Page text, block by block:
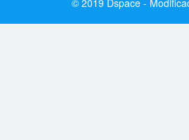
© 2019 Dspace -